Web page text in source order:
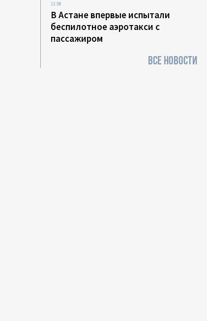
12:58
В Астане впервые испытали
беспилотное аэротакси с
пассажиром
ВСЕ НОВОСТИ